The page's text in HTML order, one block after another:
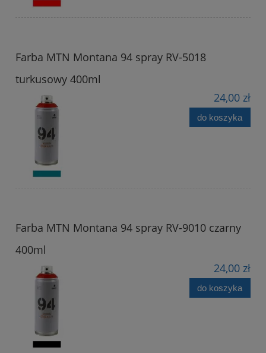
Farba MTN Montana 94 spray RV-5018
turkusowy 400ml
24,00 zł
do koszyka
Farba MTN Montana 94 spray RV-9010 czarny
400ml
24,00 zł
do koszyka